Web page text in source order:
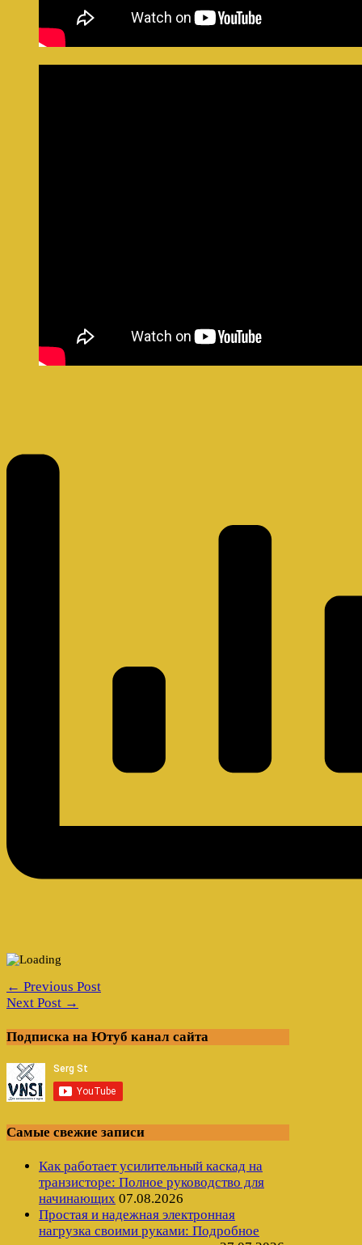
← Previous Post
Next Post →
Подписка на Ютуб канал сайта
Самые свежие записи
Как работает усилительный каскад на
транзисторе: Полное руководство для
начинающих 07.08.2026
Простая и надежная электронная
нагрузка своими руками: Подробное